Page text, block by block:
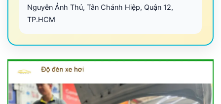
Nguyễn Ảnh Thủ, Tân Chánh Hiệp, Quận 12,
TP.HCM